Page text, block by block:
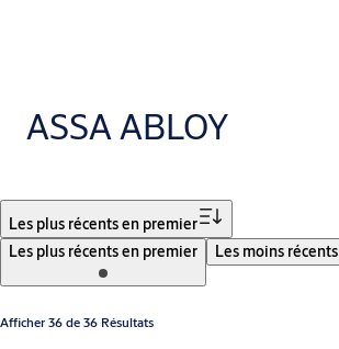
ASSA ABLOY
Les plus récents en premier
Les plus récents en premier
Les moins récents
Afficher 36 de 36 Résultats